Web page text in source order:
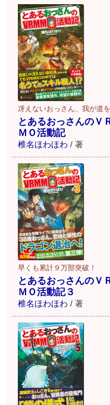
冴えないおっさん、我が道を
とあるおっさんのＶ
ＭＯ活動記
椎名ほわほわ / 著
早くも累計９万部突破！
とあるおっさんのＶ
ＭＯ活動記３
椎名ほわほわ / 著